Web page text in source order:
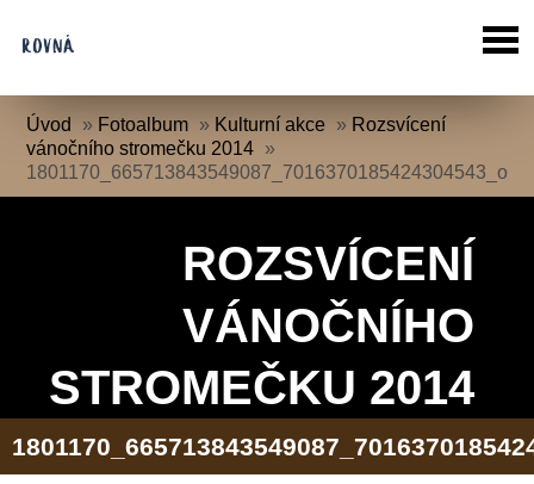
Úvod » Fotoalbum » Kulturní akce » Rozsvícení
vánočního stromečku 2014 »
1801170_665713843549087_7016370185424304543_o
ROZSVÍCENÍ
VÁNOČNÍHO
STROMEČKU 2014